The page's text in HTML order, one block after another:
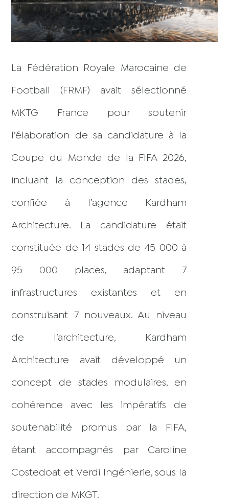
La Fédération Royale Marocaine de
Football (FRMF) avait sélectionné
MKTG France pour soutenir
l’élaboration de sa candidature à la
Coupe du Monde de la FIFA 2026,
incluant la conception des stades,
confiée à l’agence Kardham
Architecture. La candidature était
constituée de 14 stades de 45 000 à
95 000 places, adaptant 7
infrastructures existantes et en
construisant 7 nouveaux. Au niveau
de l’architecture, Kardham
Architecture avait développé un
concept de stades modulaires, en
cohérence avec les impératifs de
soutenabilité promus par la FIFA,
étant accompagnés par Caroline
Costedoat et Verdi Ingénierie, sous la
direction de MKGT.